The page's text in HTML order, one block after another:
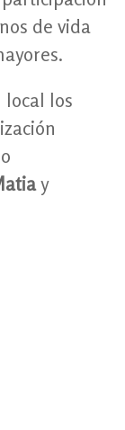
de vida
local los
y